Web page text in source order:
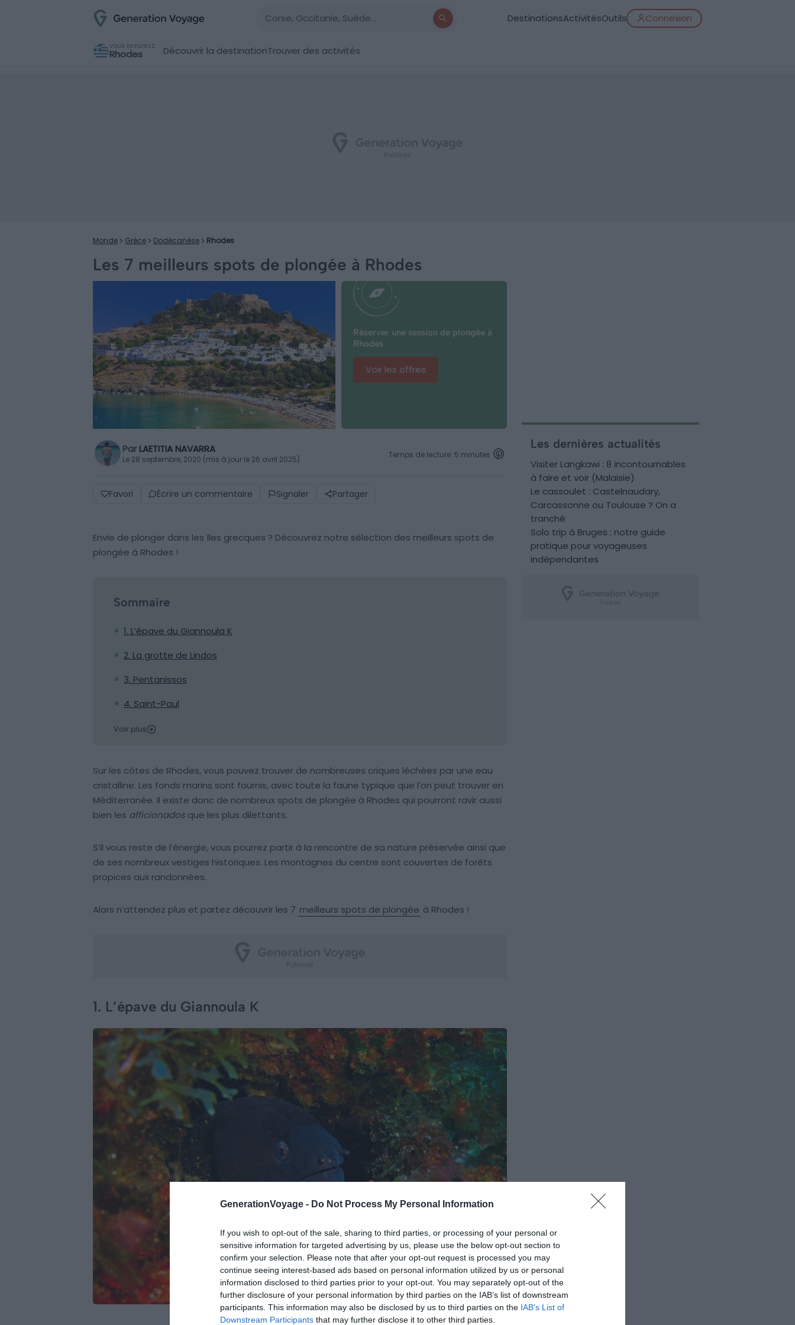
GenerationVoyage - Do Not Process My Personal Information
If you wish to opt-out of the sale, sharing to third parties, or processing of your personal or
sensitive information for targeted advertising by us, please use the below opt-out section to
confirm your selection. Please note that after your opt-out request is processed you may
continue seeing interest-based ads based on personal information utilized by us or personal
information disclosed to third parties prior to your opt-out. You may separately opt-out of the
further disclosure of your personal information by third parties on the IAB’s list of downstream
participants. This information may also be disclosed by us to third parties on the IAB’s List of
Downstream Participants that may further disclose it to other third parties.
DestinationsActivitésOutils Connexion
VOUS EXPLOREZ
Rhodes Découvrir la destinationTrouver des activités
Monde Grèce Dodécanèse Rhodes
Les 7 meilleurs spots de plongée à Rhodes
Réserver une session de plongée à
Rhodes
Voir les offres
Par LAETITIA NAVARRA
Le 28 septembre, 2020 (mis à jour le 26 avril 2025) Temps de lecture: 5 minutes
Favori Écrire un commentaire Signaler Partager
Envie de plonger dans les îles grecques ? Découvrez notre sélection des meilleurs spots de
plongée à Rhodes !
Sommaire
1. L’épave du Giannoula K
2. La grotte de Lindos
3. Pentanissos
4. Saint-Paul
Voir plus
Sur les côtes de Rhodes, vous pouvez trouver de nombreuses criques léchées par une eau
cristalline. Les fonds marins sont fournis, avec toute la faune typique que l’on peut trouver en
Méditerranée. Il existe donc de nombreux spots de plongée à Rhodes qui pourront ravir aussi
bien les afficionados que les plus dilettants.
S’il vous reste de l’énergie, vous pourrez partir à la rencontre de sa nature préservée ainsi que
de ses nombreux vestiges historiques. Les montagnes du centre sont couvertes de forêts
propices aux randonnées.
Alors n’attendez plus et partez découvrir les 7 meilleurs spots de plongée à Rhodes !
1. L’épave du Giannoula K
Crédit photo : Shutterstock – blue-sea.czvégétale
Les dernières actualités
Visiter Langkawi : 8 incontournables
à faire et voir (Malaisie)
Le cassoulet : Castelnaudary,
Carcassonne ou Toulouse ? On a
tranché
Solo trip à Bruges : notre guide
pratique pour voyageuses
indépendantes